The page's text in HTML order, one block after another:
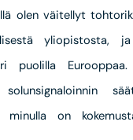
olen väitellyt
yliopistosta,
puolilla
minulla on